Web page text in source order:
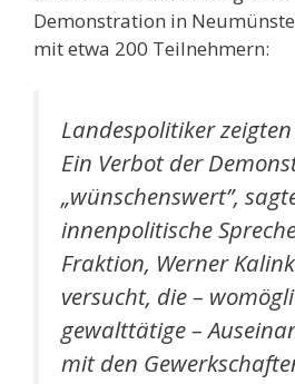
Demonstration in
mit etwa 200 Teilnehmern:
Landespolitiker
Ein Verbot der
„wünschenswert”,
innenpolitische
Fraktion, Werner
versucht, die –
gewalttätige –
mit den